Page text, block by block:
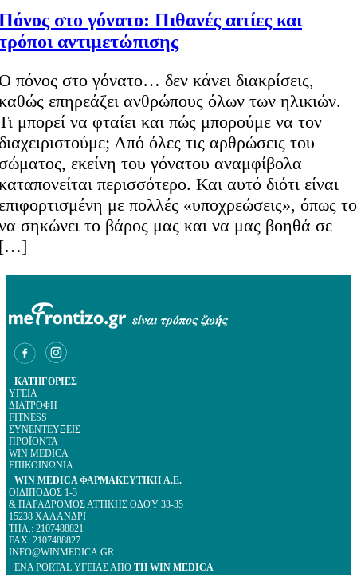
στο γόνατο: Πιθανές αιτίες και
αντιμετώπισης
πόνος στο γόνατο… δεν κάνει διακρίσεις,
επηρεάζει ανθρώπους όλων των ηλικιών.
μπορεί να φταίει και πώς μπορούμε να τον
Από όλες τις αρθρώσεις του
εκείνη του γόνατου αναμφίβολα
περισσότερο. Και αυτό διότι είναι
με πολλές «υποχρεώσεις», όπως το
σηκώνει το βάρος μας και να μας βοηθά σε
| ΚΑΤΗΓΟΡΙΕΣ
ΥΓΕΙΑ
ΔΙΑΤΡΟΦΗ
FITNESS
ΣΥΝΕΝΤΕΥΞΕΙΣ
ΠΡΟΪΟΝΤΑ
WIN MEDICA
ΕΠΙΚΟΙΝΩΝΙΑ
| WIN MEDICA ΦΑΡΜΑΚΕΥΤΙΚΗ A.E.
ΟΙΔΙΠΟΔΟΣ 1-3
& ΠΑΡΑΔΡΟΜΟΣ ΑΤΤΙΚΗΣ ΟΔΟΎ 33-35
15238 ΧΑΛΑΝΔΡΙ
ΤΗΛ.: 2107488821
FAX: 2107488827
INFO@WINMEDICA.GR
| ΕΝΑ PORTAL YΓΕΙΑΣ ΑΠΟ ΤΗ WIN MEDICA